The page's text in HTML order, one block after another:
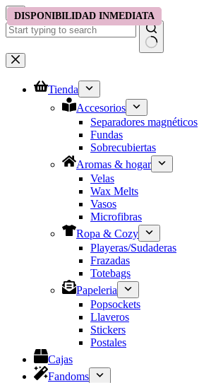
Saltar
al
contenido
No
results
Tienda
Accesorios
Separadores magnéticos
Fundas
Sobrecubiertas
Aromas & hogar
Velas
Wax Melts
Vasos
Microfibras
Ropa & Cozy
Playeras/Sudaderas
Frazadas
Totebags
Papeleria
Popsockets
Llaveros
Stickers
Postales
Cajas
Fandoms
DISPONIBILIDAD INMEDIATA
DISPONIBILIDAD EN CHICA
DISPONIBILIDAD INMEDIATA